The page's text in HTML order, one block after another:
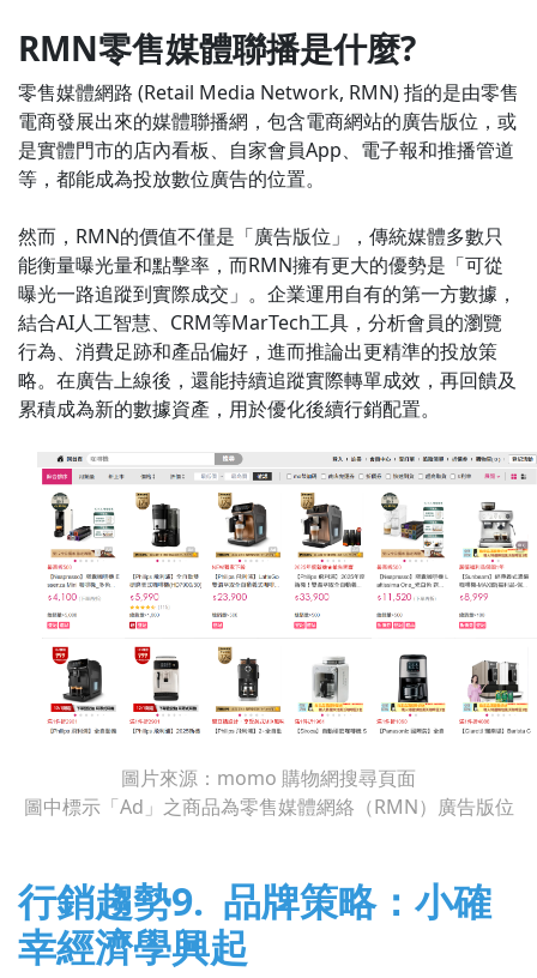
RMN零售媒體聯播是什麼?
零售媒體網路 (Retail Media Network, RMN) 指的是由零售
電商發展出來的媒體聯播網，包含電商網站的廣告版位，或
是實體門市的店內看板、自家會員App、電子報和推播管道
等，都能成為投放數位廣告的位置。
然而，RMN的價值不僅是「廣告版位」，傳統媒體多數只
能衡量曝光量和點擊率，而RMN擁有更大的優勢是「可從
曝光一路追蹤到實際成交」。企業運用自有的第一方數據，
結合AI人工智慧、CRM等MarTech工具，分析會員的瀏覽
行為、消費足跡和產品偏好，進而推論出更精準的投放策
略。在廣告上線後，還能持續追蹤實際轉單成效，再回饋及
累積成為新的數據資產，用於優化後續行銷配置。
圖片來源：momo 購物網搜尋頁面
圖中標示「Ad」之商品為零售媒體網絡（RMN）廣告版位
行銷趨勢9. 品牌策略：小確
幸經濟學興起